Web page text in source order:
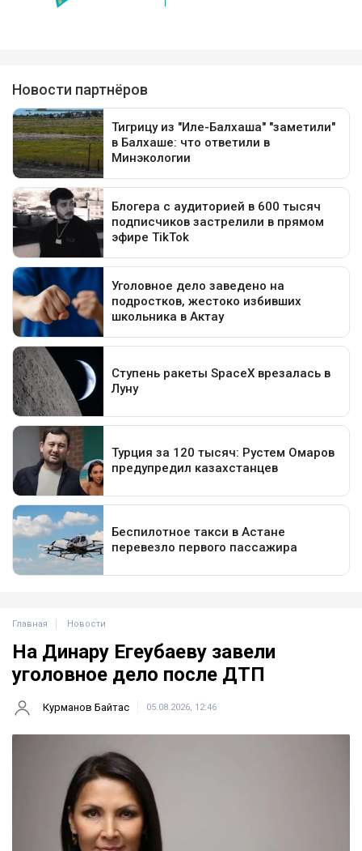
Главная Новости
На Динару Егеубаеву завели
уголовное дело после ДТП
Курманов Байтас 05.08.2026, 12:46